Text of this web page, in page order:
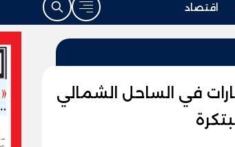
اقتصاد
في الساحل الشمالي